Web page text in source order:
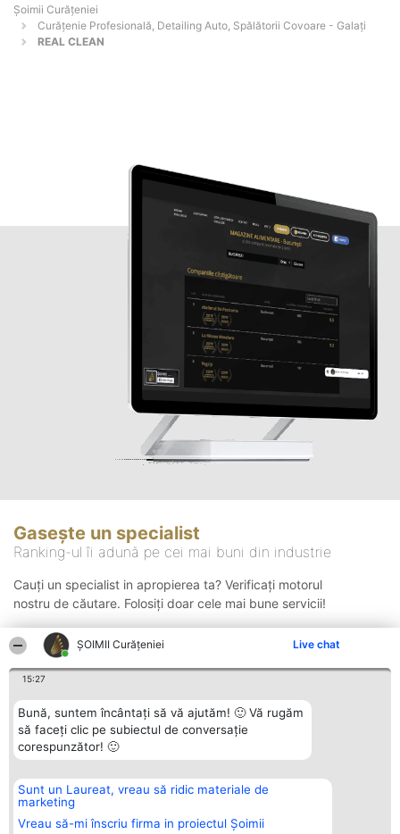
ȘOIMII Curățeniei Live chat
15:27
Bună, suntem încântați să vă ajutăm! 🙂 Vă rugăm
să faceți clic pe subiectul de conversație
corespunzător! 🙂
Sunt un Laureat, vreau să ridic materiale de
marketing
Vreau să-mi înscriu firma in proiectul Șoimii
Șoimii Curățeniei
Curățenie Profesională, Detailing Auto, Spălătorii Covoare - Galaţi
REAL CLEAN
Gasește un specialist
Ranking-ul îi adună pe cei mai buni din industrie
Cauți un specialist in apropierea ta? Verificați motorul
nostru de căutare. Folosiți doar cele mai bune servicii!
Organizator Ranking
BRIGHT SOLUTIONS BR SRL
Aleea Timisul De Sus 2 Bl. A30
Sc. A Et. 4 Ap. 13 Cod 061952
Plebiscyt
Lista Tuturor
Laureaților
Contact